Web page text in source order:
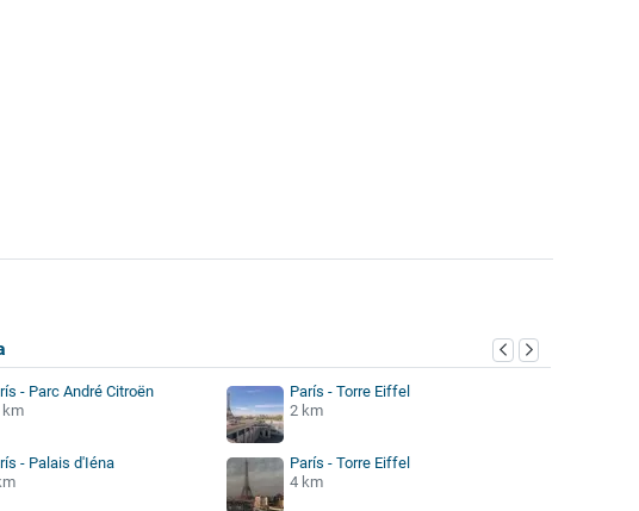
- Parc André Citroën
km
París - Torre Eiffel
2 km
- Palais d'Iéna
París - Torre Eiffel
4 km